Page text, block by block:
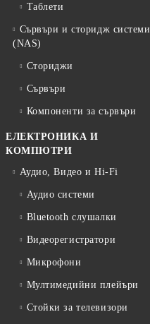
Таблети
Сървъри и сторидж системи
(NAS)
Сториджи
Сървъри
Компоненти за сървъри
ЕЛЕКТРОНИКА И
КОМПЮТРИ
Аудио, Видео и Hi-Fi
Аудио системи
Bluetooth слушалки
Видеорегистратори
Микрофони
Мултимедийни плейъри
Стойки за телевизори